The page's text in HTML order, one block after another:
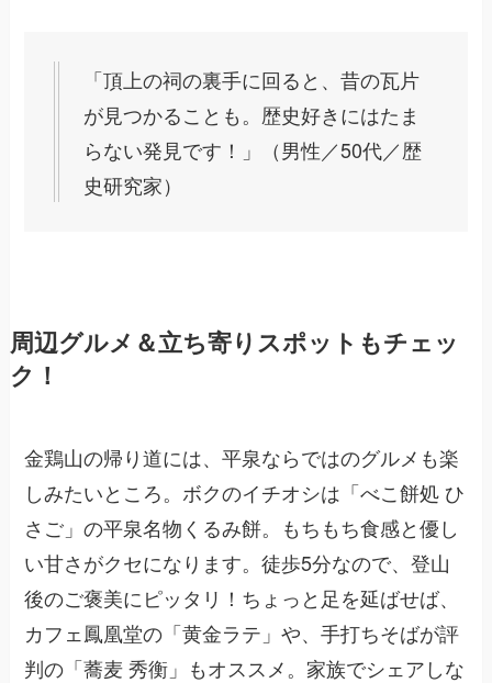
「頂上の祠の裏手に回ると、昔の瓦片
が見つかることも。歴史好きにはたま
らない発見です！」（男性／50代／歴
史研究家）
周辺グルメ＆立ち寄りスポットもチェッ
ク！
金鶏山の帰り道には、平泉ならではのグルメも楽
しみたいところ。ボクのイチオシは「べこ餅処 ひ
さご」の平泉名物くるみ餅。もちもち食感と優し
い甘さがクセになります。徒歩5分なので、登山
後のご褒美にピッタリ！ちょっと足を延ばせば、
カフェ鳳凰堂の「黄金ラテ」や、手打ちそばが評
判の「蕎麦 秀衡」もオススメ。家族でシェアしな